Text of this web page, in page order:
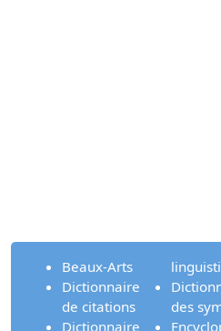
Beaux-Arts
Dictionnaire
de citations
Dictionnaire
des